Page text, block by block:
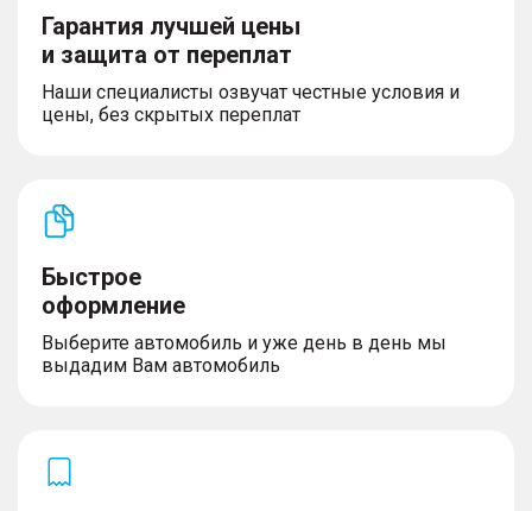
Гарантия лучшей цены
и защита от переплат
Наши специалисты озвучат честные условия и
цены, без скрытых переплат
Быстрое
оформление
Выберите автомобиль и уже день в день мы
выдадим Вам автомобиль